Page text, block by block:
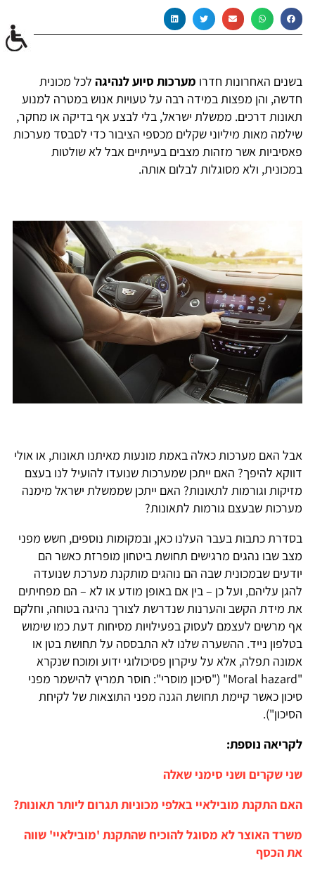
בשנים האחרונות חדרו מערכות סיוע לנהיגה לכל מכונית
חדשה, והן מפצות במידה רבה על טעויות אנוש במטרה למנוע
תאונות דרכים. ממשלת ישראל, בלי לבצע אף בדיקה או מחקר,
שילמה מאות מיליוני שקלים מכספי הציבור כדי לסבסד מערכות
פאסיביות אשר מזהות מצבים בעייתיים אבל לא שולטות
במכונית, ולא מסוגלות לבלום אותה.
אבל האם מערכות כאלה באמת מונעות מאיתנו תאונות, או אולי
דווקא להיפך? האם ייתכן שמערכות שנועדו להועיל לנו בעצם
מזיקות וגורמות לתאונות? האם ייתכן שממשלת ישראל מימנה
מערכות שבעצם גורמות לתאונות?
בסדרת כתבות בעבר העלנו כאן, ובמקומות נוספים, חשש מפני
מצב שבו נהגים מרגישים תחושת ביטחון מופרזת כאשר הם
יודעים שבמכונית שבה הם נוהגים מותקנת מערכת שנועדה
להגן עליהם, ועל כן – בין אם באופן מודע או לא – הם מפחיתים
את מידת הקשב והערנות שנדרשת לצורך נהיגה בטוחה, וחלקם
אף מרשים לעצמם לעסוק בפעילויות מסיחות דעת כמו שימוש
בטלפון נייד. ההשערה שלנו לא התבססה על תחושת בטן או
אמונה תפלה, אלא על עיקרון פסיכולוגי ידוע ומוכח שנקרא
"Moral hazard" ("סיכון מוסרי": חוסר תמריץ להישמר מפני
סיכון כאשר קיימת תחושת הגנה מפני התוצאות של לקיחת
הסיכון").
לקריאה נוספת:
שני שקרים ושני סימני שאלה
האם התקנת מובילאיי באלפי מכוניות תגרום ליותר תאונות?
משרד האוצר לא מסוגל להוכיח שהתקנת 'מובילאיי' שווה
את הכסף